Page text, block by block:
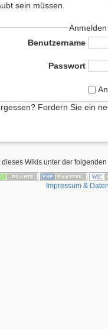
sein müssen.
Anmelden
Benutzername
Passwort
Fordern Sie ein
Wikis unter der
Impressum &